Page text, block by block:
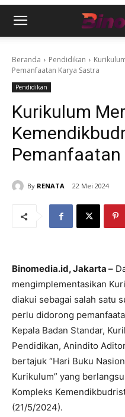
Beranda Pendidikan
Pemanfaatan Karya Sastra
Pendidikan
Kurikulum
Pemanfaatan
By RENATA 22 Mei 2024
Binomedia.id, Jakarta –
mengimplementasikan
diakui sebagai salah satu
perlu didorong
Kepala Badan Standar,
Pendidikan, Anindito
bertajuk “Hari Buku
Kurikulum” yang
Kompleks
(21/5/2024).